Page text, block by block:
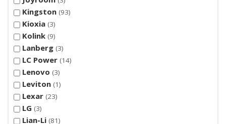
Kingston 93
Kioxia 3
Kolink 9
Lanberg 3
LC Power 14
Lenovo 3
Leviton 1
Lexar 23
LG 3
Lian-Li 81